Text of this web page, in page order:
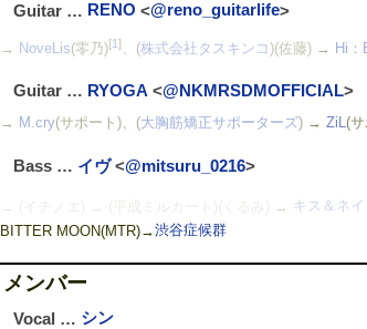
Guitar … RENO <@reno_guitarlife>
→ NoveLis(零乃)[1] 、(株式会社タスキンコ)(佐藤)→ Hi：
Guitar … RYOGA <@NKMRSDMOFFICIAL>
→ M.cry(サポート)、(大胸筋矯正サポーターズ)→ ZiL(
Bass … イヴ<@mitsuru_0216>
→ (イチノエ) → (平成ミルカート)(くるみ) → キス＆ネイ
BITTER MOON(MTR)→渋谷症候群
メンバー
Vocal … シン